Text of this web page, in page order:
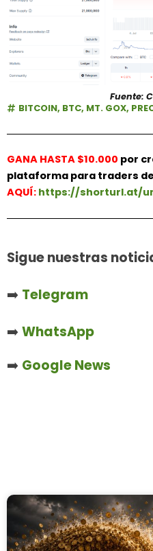
Fuente:
BITCOIN, BTC, MT. GOX,
GANA HASTA $10.000 por
plataforma para traders
AQUÍ: https://shorturl.at/
Sigue nuestras
➡️ Telegram
➡️WhatsApp
➡️ Google News